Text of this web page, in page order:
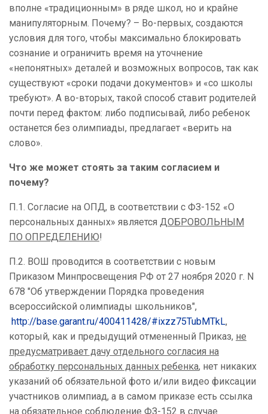
вполне «традиционным» в ряде школ, но и крайне
манипуляторным. Почему? – Во-первых, создаются
условия для того, чтобы максимально блокировать
сознание и ограничить время на уточнение
«непонятных» деталей и возможных вопросов, так как
существуют «сроки подачи документов» и «со школы
требуют». А во-вторых, такой способ ставит родителей
почти перед фактом: либо подписывай, либо ребенок
останется без олимпиады, предлагает «верить на
слово».
Что же может стоять за таким согласием и
почему?
П.1. Согласие на ОПД, в соответствии с ФЗ-152 «О
персональных данных» является ДОБРОВОЛЬНЫМ
ПО ОПРЕДЕЛЕНИЮ!
П.2. ВОШ проводится в соответствии с новым
Приказом Минпросвещения РФ от 27 ноября 2020 г. N
678 "Об утверждении Порядка проведения
всероссийской олимпиады школьников",
http://base.garant.ru/400411428/#ixzz75TubMTkL,
который, как и предыдущий отмененный Приказ, не
предусматривает дачу отдельного согласия на
обработку персональных данных ребенка, нет никаких
указаний об обязательной фото и/или видео фиксации
участников олимпиад, а в самом приказе есть ссылка
на обязательное соблюдение ФЗ-152 в случае